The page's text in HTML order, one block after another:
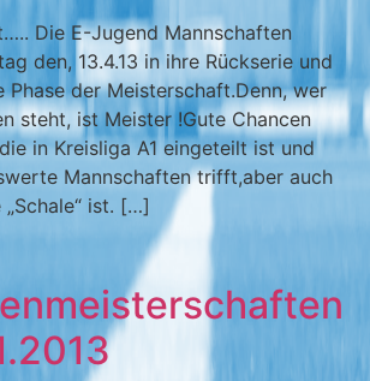
Die E-Jugend Mannschaften
den, 13.4.13 in ihre Rückserie und
Phase der Meisterschaft.Denn, wer
steht, ist Meister !Gute Chancen
in Kreisliga A1 eingeteilt ist und
Mannschaften trifft,aber auch
ist. […]